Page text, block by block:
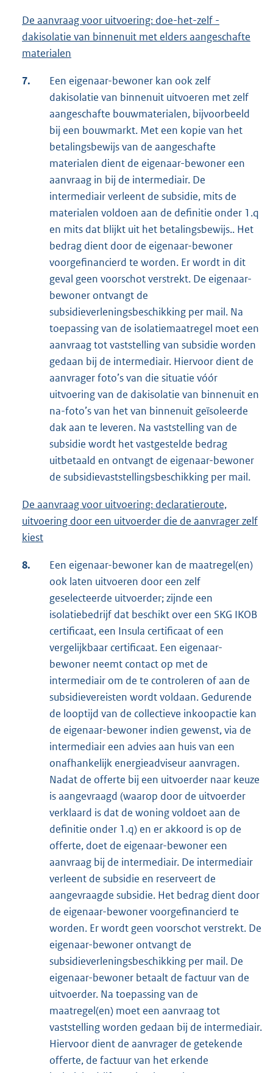
De aanvraag voor uitvoering: doe-het-zelf -
dakisolatie van binnenuit met elders aangeschafte
materialen
7.
Een eigenaar-bewoner kan ook zelf
dakisolatie van binnenuit uitvoeren met zelf
aangeschafte bouwmaterialen, bijvoorbeeld
bij een bouwmarkt. Met een kopie van het
betalingsbewijs van de aangeschafte
materialen dient de eigenaar-bewoner een
aanvraag in bij de intermediair. De
intermediair verleent de subsidie, mits de
materialen voldoen aan de definitie onder 1.q
en mits dat blijkt uit het betalingsbewijs.. Het
bedrag dient door de eigenaar-bewoner
voorgefinancierd te worden. Er wordt in dit
geval geen voorschot verstrekt. De eigenaar-
bewoner ontvangt de
subsidieverleningsbeschikking per mail. Na
toepassing van de isolatiemaatregel moet een
aanvraag tot vaststelling van subsidie worden
gedaan bij de intermediair. Hiervoor dient de
aanvrager foto’s van die situatie vóór
uitvoering van de dakisolatie van binnenuit en
na-foto’s van het van binnenuit geïsoleerde
dak aan te leveren. Na vaststelling van de
subsidie wordt het vastgestelde bedrag
uitbetaald en ontvangt de eigenaar-bewoner
de subsidievaststellingsbeschikking per mail.
De aanvraag voor uitvoering: declaratieroute,
uitvoering door een uitvoerder die de aanvrager zelf
kiest
8.
Een eigenaar-bewoner kan de maatregel(en)
ook laten uitvoeren door een zelf
geselecteerde uitvoerder; zijnde een
isolatiebedrijf dat beschikt over een SKG IKOB
certificaat, een Insula certificaat of een
vergelijkbaar certificaat. Een eigenaar-
bewoner neemt contact op met de
intermediair om de te controleren of aan de
subsidievereisten wordt voldaan. Gedurende
de looptijd van de collectieve inkoopactie kan
de eigenaar-bewoner indien gewenst, via de
intermediair een advies aan huis van een
onafhankelijk energieadviseur aanvragen.
Nadat de offerte bij een uitvoerder naar keuze
is aangevraagd (waarop door de uitvoerder
verklaard is dat de woning voldoet aan de
definitie onder 1.q) en er akkoord is op de
offerte, doet de eigenaar-bewoner een
aanvraag bij de intermediair. De intermediair
verleent de subsidie en reserveert de
aangevraagde subsidie. Het bedrag dient door
de eigenaar-bewoner voorgefinancierd te
worden. Er wordt geen voorschot verstrekt. De
eigenaar-bewoner ontvangt de
subsidieverleningsbeschikking per mail. De
eigenaar-bewoner betaalt de factuur van de
uitvoerder. Na toepassing van de
maatregel(en) moet een aanvraag tot
vaststelling worden gedaan bij de intermediair.
Hiervoor dient de aanvrager de getekende
offerte, de factuur van het erkende